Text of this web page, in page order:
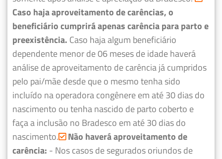
Caso haja aproveitamento de carências, o
beneficiário cumprirá apenas carência para parto e
preexistência. Caso haja algum beneficiário
dependente menor de 06 meses de idade haverá
análise de aproveitamento de carência já cumpridos
pelo pai/mãe desde que o mesmo tenha sido
incluído na operadora congênere em até 30 dias do
nascimento ou tenha nascido de parto coberto e
faça a inclusão no Bradesco em até 30 dias do
nascimento. Não haverá aproveitamento de
carência: - Nos casos de segurados oriundos de